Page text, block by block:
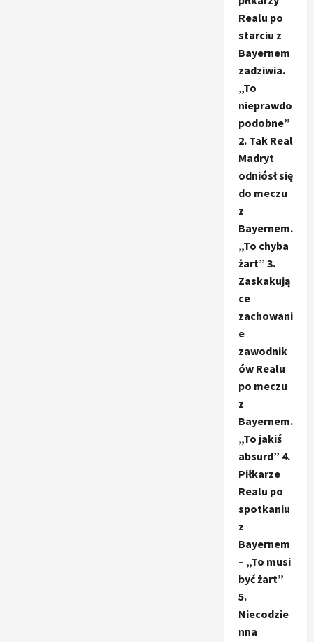
Realu po
starciu z
Bayernem
zadziwia.
„To
nieprawdo
podobne”
2. Tak Real
Madryt
odniósł się
do meczu
z
Bayernem.
„To chyba
żart” 3.
Zaskakują
ce
zachowani
e
zawodnik
ów Realu
po meczu
z
Bayernem.
„To jakiś
absurd” 4.
Piłkarze
Realu po
spotkaniu
z
Bayernem
– „To musi
być żart”
5.
Niecodzie
nna